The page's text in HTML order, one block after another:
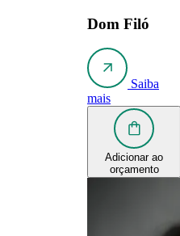
Dom Filó
Saiba
mais
Adicionar ao
orçamento